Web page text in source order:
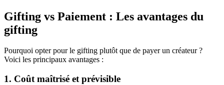
Gifting vs Paiement : Les avantages du
gifting
Pourquoi opter pour le gifting plutôt que de payer un créateur ?
Voici les principaux avantages :
1. Coût maîtrisé et prévisible